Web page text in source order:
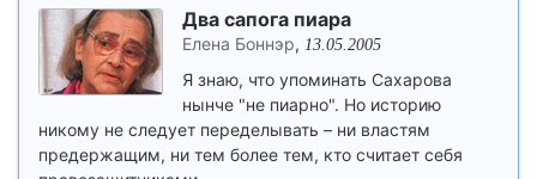
Два сапога пиара
Елена Боннэр, 13.05.2005
Я знаю, что упоминать Сахарова
нынче "не пиарно". Но историю
никому не следует переделывать – ни властям
предержащим, ни тем более тем, кто считает себя